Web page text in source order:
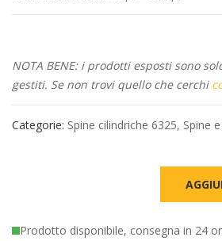
NOTA BENE: i prodotti esposti sono
gestiti. Se non trovi quello che cerchi
Categorie: Spine cilindriche 6325, Spine
Prodotto disponibile, consegna in 24